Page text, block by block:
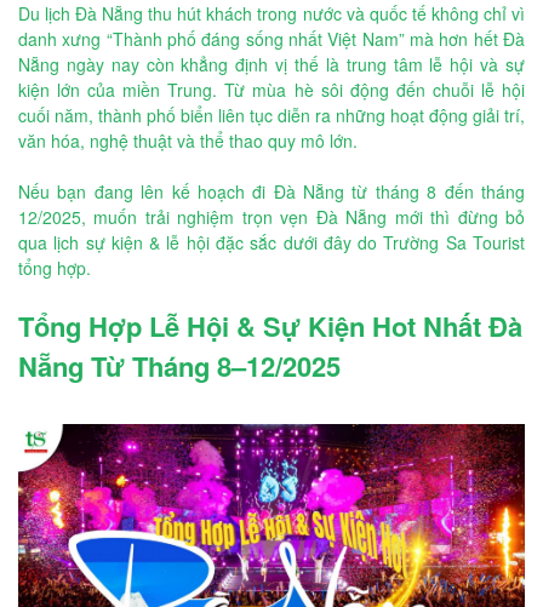
Du lịch Đà Nẵng thu hút khách trong nước và quốc tế không chỉ vì
danh xưng “Thành phố đáng sống nhất Việt Nam” mà hơn hết Đà
Nẵng ngày nay còn khẳng định vị thế là trung tâm lễ hội và sự
kiện lớn của miền Trung. Từ mùa hè sôi động đến chuỗi lễ hội
cuối năm, thành phố biển liên tục diễn ra những hoạt động giải trí,
văn hóa, nghệ thuật và thể thao quy mô lớn.
Nếu bạn đang lên kế hoạch đi Đà Nẵng từ tháng 8 đến tháng
12/2025, muốn trải nghiệm trọn vẹn Đà Nẵng mới thì đừng bỏ
qua lịch sự kiện & lễ hội đặc sắc dưới đây do Trường Sa Tourist
tổng hợp.
Tổng Hợp Lễ Hội & Sự Kiện Hot Nhất Đà
Nẵng Từ Tháng 8–12/2025